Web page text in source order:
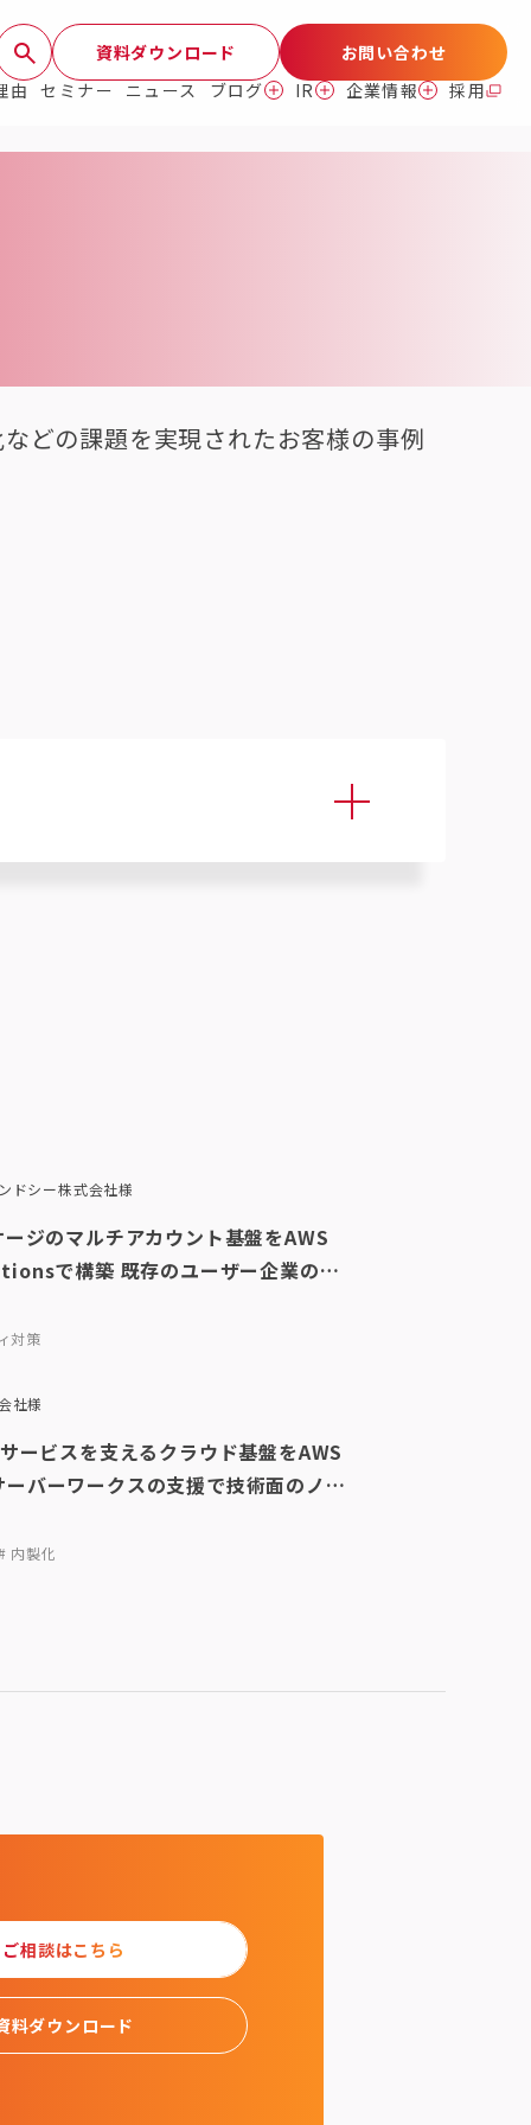
資料ダウンロード
お問い合わせ
由
セミナー ニュース ブログ IR 企業情報 採用
どの課題を実現されたお客様の事例
ドシー株式会社様
ジのマルチアカウント基盤をAWS
で構築 既存のユーザー企業のア
対策
社様
ービスを支えるクラウド基盤をAWS
バーワークスの支援で技術面のノウ
内製化
ご相談はこちら
料ダウンロード